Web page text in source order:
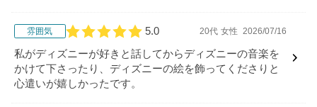
雰囲気
口コミ評価
5.0 20代 女性 2026/07/16
私がディズニーが好きと話してからディズニーの音楽を
かけて下さったり、ディズニーの絵を飾ってくださりと
心遣いが嬉しかったです。